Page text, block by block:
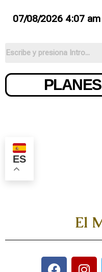
07/08/2026 4:07 am
PLANES
ES
El